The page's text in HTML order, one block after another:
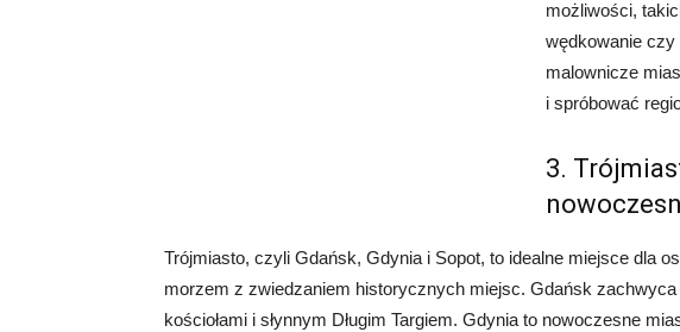
możliwości,
wędkowanie czy
malownicze
i spróbować
3.
Trójmiasto, czyli Gdańsk, Gdynia i Sopot, to idealne miejsce dla
morzem z zwiedzaniem historycznych miejsc. Gdańsk
kościołami i słynnym Długim Targiem. Gdynia to nowoczesne